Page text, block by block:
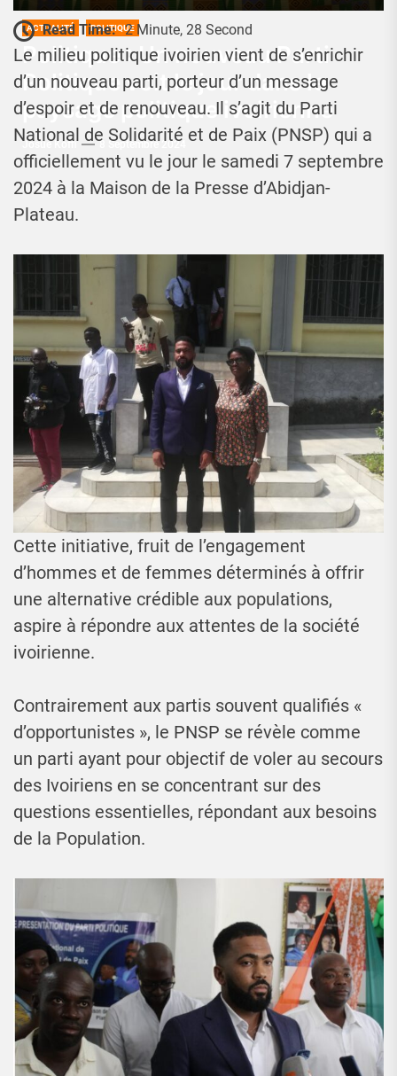
ACTUALITÉ POLITIQUE
Politique : Un nouveau Parti
Politique voit le jour dans le
paysage politique ivoirienne
Josué Koffi 8 Septembre 2024
Read Time: 2 Minute, 28 Second
Le milieu politique ivoirien vient de s’enrichir
d’un nouveau parti, porteur d’un message
d’espoir et de renouveau. Il s’agit du Parti
National de Solidarité et de Paix (PNSP) qui a
officiellement vu le jour le samedi 7 septembre
2024 à la Maison de la Presse d’Abidjan-
Plateau.
Cette initiative, fruit de l’engagement
d’hommes et de femmes déterminés à offrir
une alternative crédible aux populations,
aspire à répondre aux attentes de la société
ivoirienne.
Contrairement aux partis souvent qualifiés «
d’opportunistes », le PNSP se révèle comme
un parti ayant pour objectif de voler au secours
des Ivoiriens en se concentrant sur des
questions essentielles, répondant aux besoins
de la Population.